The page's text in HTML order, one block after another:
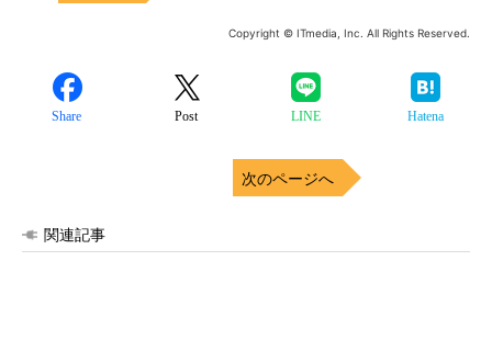
Copyright © ITmedia, Inc. All Rights Reserved.
Share Post LINE Hatena
次のページへ
関連記事